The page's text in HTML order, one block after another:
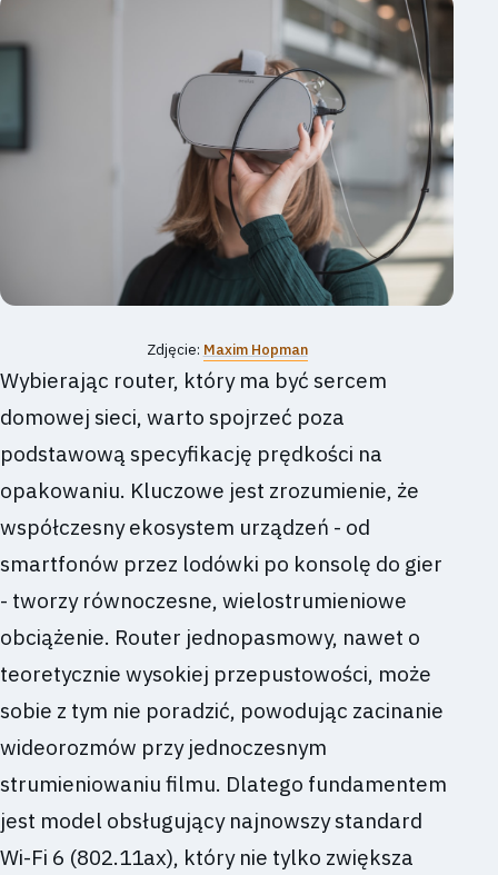
Zdjęcie: Maxim Hopman
Wybierając router, który ma być sercem
domowej sieci, warto spojrzeć poza
podstawową specyfikację prędkości na
opakowaniu. Kluczowe jest zrozumienie, że
współczesny ekosystem urządzeń - od
smartfonów przez lodówki po konsolę do gier
- tworzy równoczesne, wielostrumieniowe
obciążenie. Router jednopasmowy, nawet o
teoretycznie wysokiej przepustowości, może
sobie z tym nie poradzić, powodując zacinanie
wideorozmów przy jednoczesnym
strumieniowaniu filmu. Dlatego fundamentem
jest model obsługujący najnowszy standard
Wi-Fi 6 (802.11ax), który nie tylko zwiększa